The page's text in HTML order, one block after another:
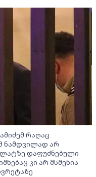
რაღაც
ნამდვილად არ
დაფუძნებული
კი არ მსმენია